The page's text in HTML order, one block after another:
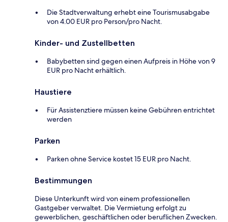
Die Stadtverwaltung erhebt eine Tourismusabgabe
von 4.00 EUR pro Person/pro Nacht.
Kinder- und Zustellbetten
Babybetten sind gegen einen Aufpreis in Höhe von 9
EUR pro Nacht erhältlich.
Haustiere
Für Assistenztiere müssen keine Gebühren entrichtet
werden
Parken
Parken ohne Service kostet 15 EUR pro Nacht.
Bestimmungen
Diese Unterkunft wird von einem professionellen
Gastgeber verwaltet. Die Vermietung erfolgt zu
gewerblichen, geschäftlichen oder beruflichen Zwecken.